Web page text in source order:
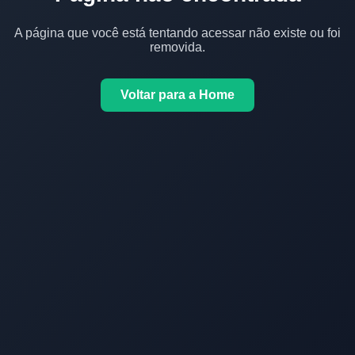
A página que você está tentando acessar não existe ou foi
removida.
Voltar para a Home